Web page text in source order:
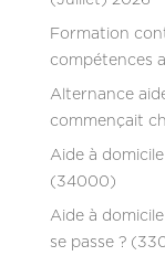
Formation
compétences
Alternance
commençait
Aide à
(34000)
Aide à
se passe ?